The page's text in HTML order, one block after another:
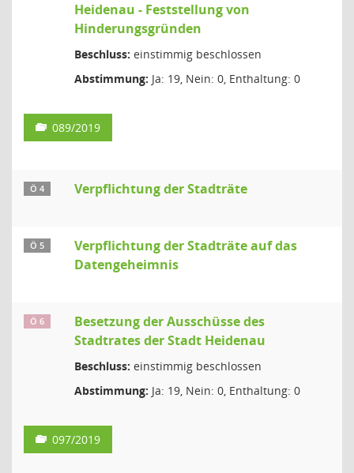
Heidenau - Feststellung von
Hinderungsgründen
Beschluss: einstimmig beschlossen
Abstimmung: Ja: 19, Nein: 0, Enthaltung: 0
089/2019
Ö 4 Verpflichtung der Stadträte
Ö 5
Verpflichtung der Stadträte auf das
Datengeheimnis
Ö 6
Besetzung der Ausschüsse des
Stadtrates der Stadt Heidenau
Beschluss: einstimmig beschlossen
Abstimmung: Ja: 19, Nein: 0, Enthaltung: 0
097/2019